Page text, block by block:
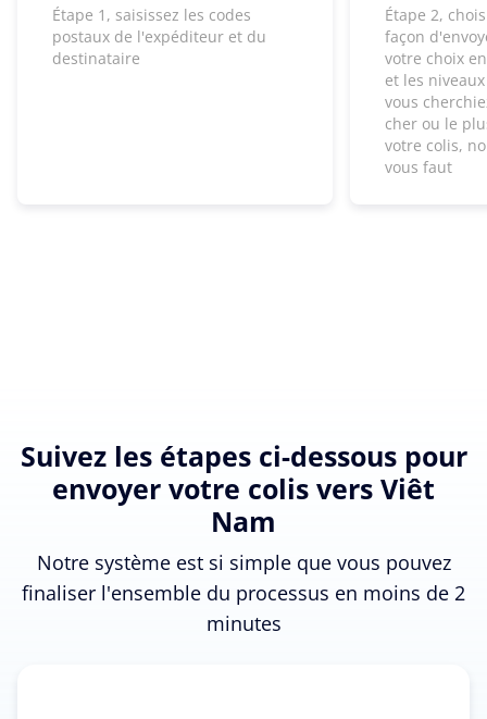
Étape 1, saisissez les codes
postaux de l'expéditeur et du
destinataire
Étape 2,
façon
votre choix
et les
vous
cher ou le
votre colis,
vous faut
Suivez les étapes ci-dessous pour
envoyer votre colis vers Viêt
Nam
Notre système est si simple que vous pouvez
finaliser l'ensemble du processus en moins de 2
minutes